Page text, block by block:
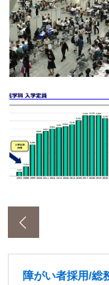
障がい者採用/総